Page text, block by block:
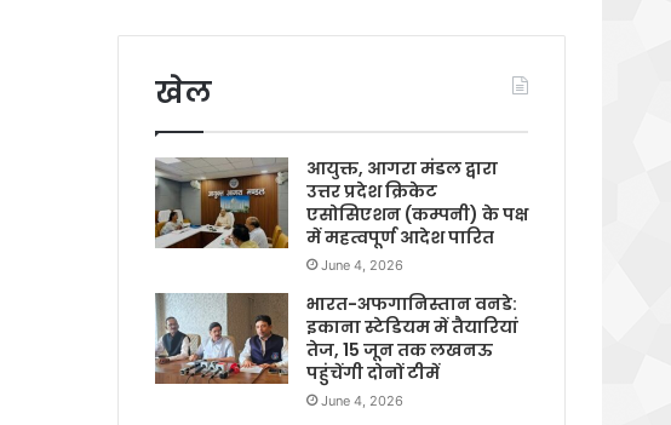
खेल
आयुक्त, आगरा मंडल द्वारा
उत्तर प्रदेश क्रिकेट
एसोसिएशन (कम्पनी) के पक्ष
में महत्वपूर्ण आदेश पारित
June 4, 2026
भारत-अफगानिस्तान वनडे:
इकाना स्टेडियम में तैयारियां
तेज, 15 जून तक लखनऊ
पहुंचेंगी दोनों टीमें
June 4, 2026